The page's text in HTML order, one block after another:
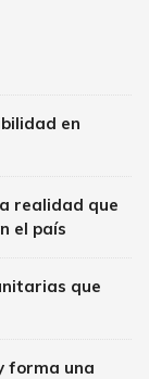
en
realidad que
el país
que
forma una